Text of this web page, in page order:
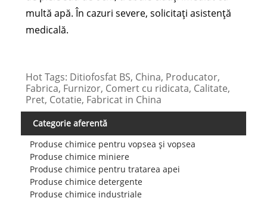
multă apă. În cazuri severe, solicitați asistență
medicală.
Hot Tags: Ditiofosfat BS, China, Producator,
Fabrica, Furnizor, Comert cu ridicata, Calitate,
Pret, Cotatie, Fabricat in China
Categorie aferentă
Produse chimice pentru vopsea și vopsea
Produse chimice miniere
Produse chimice pentru tratarea apei
Produse chimice detergente
Produse chimice industriale